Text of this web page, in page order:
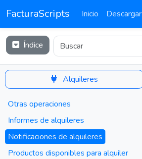
FacturaScripts Inicio Descargar
Índice
Alquileres
Otras operaciones
Informes de alquileres
Notificaciones de alquileres
Productos disponibles para alquiler